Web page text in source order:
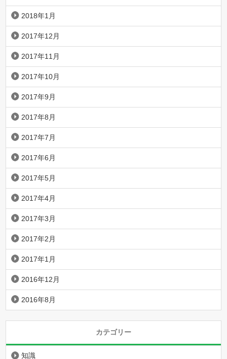
2018年1月
2017年12月
2017年11月
2017年10月
2017年9月
2017年8月
2017年7月
2017年6月
2017年5月
2017年4月
2017年3月
2017年2月
2017年1月
2016年12月
2016年8月
カテゴリー
知識